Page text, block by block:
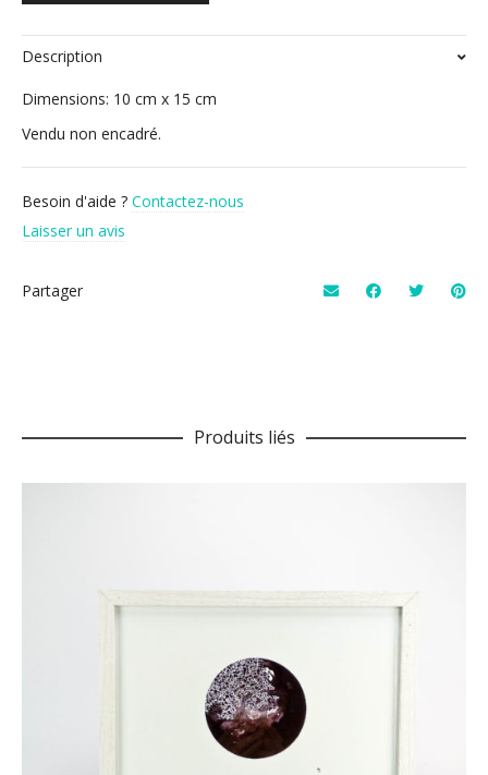
Description
Dimensions: 10 cm x 15 cm
Vendu non encadré.
Besoin d'aide ? Contactez-nous
Laisser un avis
Partager
Produits liés